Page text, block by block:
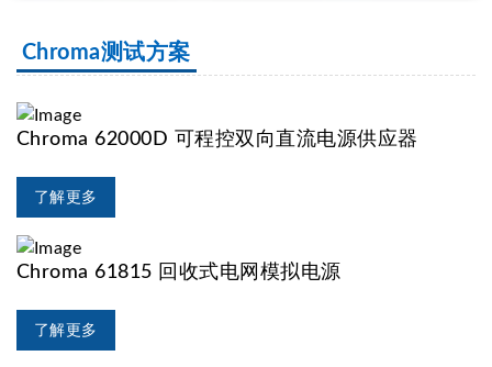
Chroma测试方案
Chroma 62000D 可程控双向直流电源供应器
了解更多
Chroma 61815 回收式电网模拟电源
了解更多